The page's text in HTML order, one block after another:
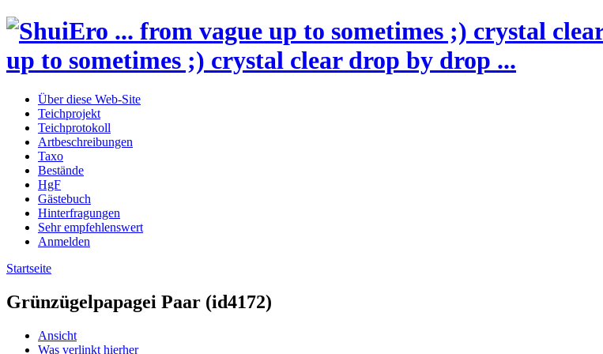
up to sometimes ;) crystal clear drop by drop ...
Über diese Web-Site
Teichprojekt
Teichprotokoll
Artbeschreibungen
Taxo
Bestände
HgF
Gästebuch
Hinterfragungen
Sehr empfehlenswert
Anmelden
Startseite
Grünzügelpapagei Paar (id4172)
Ansicht
Was verlinkt hierher